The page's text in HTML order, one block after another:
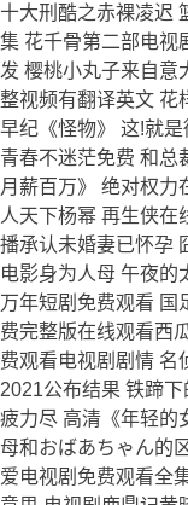
十大刑酷之赤裸凌迟
集 花千骨第二部电视
发 樱桃小丸子来自意
整视频有翻译英文 花
早纪《怪物》 这!就
青春不迷茫免费 和总
月薪百万》 绝对权力
人天下杨幂 再生侠在
播承认未婚妻已怀孕
电影身为人母 午夜的
万年短剧免费观看 国
费完整版在线观看西
费观看电视剧剧情 名
2021公布结果 铁蹄
疲力尽 高清《年轻的
母和おばあちゃん的
爱电视剧免费观看全